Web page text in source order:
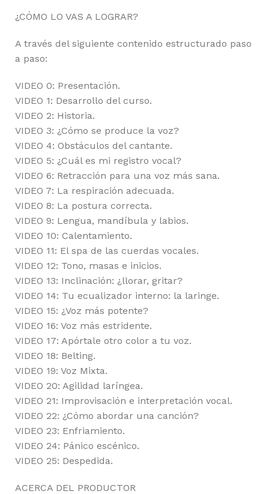
¿CÓMO LO VAS A LOGRAR?
A través del siguiente contenido estructurado paso
a paso:
VIDEO 0: Presentación.
VIDEO 1: Desarrollo del curso.
VIDEO 2: Historia.
VIDEO 3: ¿Cómo se produce la voz?
VIDEO 4: Obstáculos del cantante.
VIDEO 5: ¿Cuál es mi registro vocal?
VIDEO 6: Retracción para una voz más sana.
VIDEO 7: La respiración adecuada.
VIDEO 8: La postura correcta.
VIDEO 9: Lengua, mandíbula y labios.
VIDEO 10: Calentamiento.
VIDEO 11: El spa de las cuerdas vocales.
VIDEO 12: Tono, masas e inicios.
VIDEO 13: Inclinación: ¿llorar, gritar?
VIDEO 14: Tu ecualizador interno: la laringe.
VIDEO 15: ¿Voz más potente?
VIDEO 16: Voz más estridente.
VIDEO 17: Apórtale otro color a tu voz.
VIDEO 18: Belting.
VIDEO 19: Voz Mixta.
VIDEO 20: Agilidad laríngea.
VIDEO 21: Improvisación e interpretación vocal.
VIDEO 22: ¿Cómo abordar una canción?
VIDEO 23: Enfriamiento.
VIDEO 24: Pánico escénico.
VIDEO 25: Despedida.
ACERCA DEL PRODUCTOR